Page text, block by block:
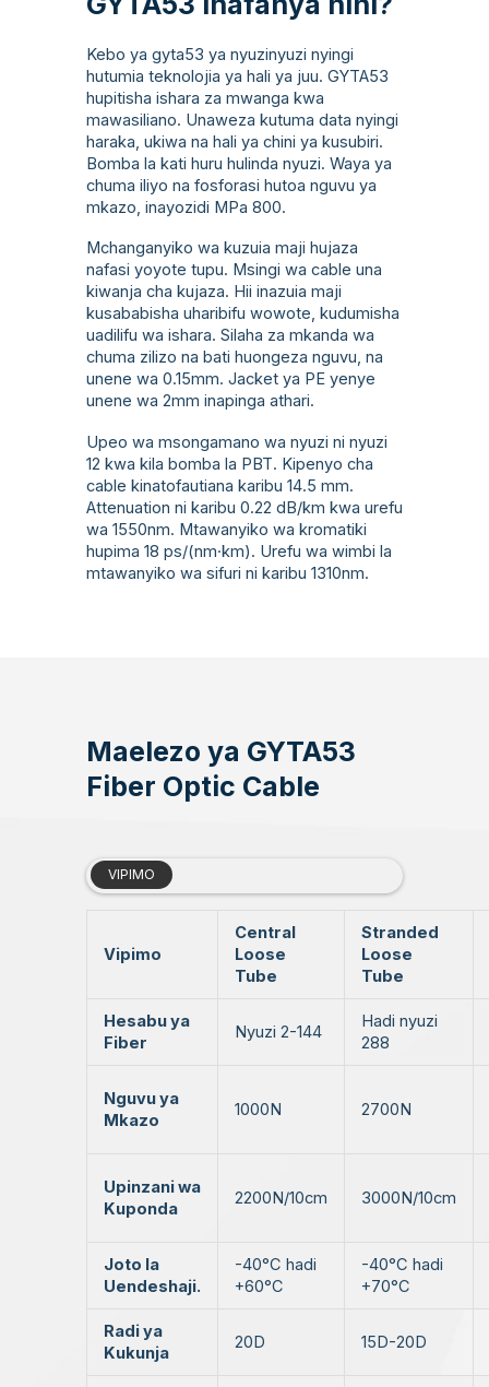
Kebo ya gyta53 ya nyuzinyuzi nyingi
hutumia teknolojia ya hali ya juu. GYTA53
hupitisha ishara za mwanga kwa
mawasiliano. Unaweza kutuma data nyingi
haraka, ukiwa na hali ya chini ya kusubiri.
Bomba la kati huru hulinda nyuzi. Waya ya
chuma iliyo na fosforasi hutoa nguvu ya
mkazo, inayozidi MPa 800.
Mchanganyiko wa kuzuia maji hujaza
nafasi yoyote tupu. Msingi wa cable una
kiwanja cha kujaza. Hii inazuia maji
kusababisha uharibifu wowote, kudumisha
uadilifu wa ishara. Silaha za mkanda wa
chuma zilizo na bati huongeza nguvu, na
unene wa 0.15mm. Jacket ya PE yenye
unene wa 2mm inapinga athari.
Upeo wa msongamano wa nyuzi ni nyuzi
12 kwa kila bomba la PBT. Kipenyo cha
cable kinatofautiana karibu 14.5 mm.
Attenuation ni karibu 0.22 dB/km kwa urefu
wa 1550nm. Mtawanyiko wa kromatiki
hupima 18 ps/(nm·km). Urefu wa wimbi la
mtawanyiko wa sifuri ni karibu 1310nm.
Maelezo ya GYTA53
Fiber Optic Cable
VIPIMO
Vipimo
Central
Loose
Tube
Stranded
Loose
Tube
Hesabu ya
Fiber
Nyuzi 2-144
Hadi nyuzi
288
Nguvu ya
Mkazo
1000N 2700N
Upinzani wa
Kuponda
2200N/10cm 3000N/10cm
Joto la
Uendeshaji.
-40°C hadi
+60°C
-40°C hadi
+70°C
Radi ya
Kukunja
20D 15D-20D